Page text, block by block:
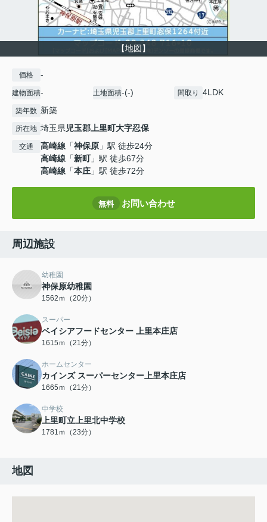
【地図】
価格 -
建物面積- 土地面積-(-) 間取り 4LDK
築年数 新築
所在地 埼玉県児玉郡上里町大字忍保
交通 高崎線 「神保原 」駅 徒歩24分
高崎線 「新町」駅 徒歩67分
高崎線 「本庄 」駅 徒歩72分
無料 お問い合わせ
周辺施設
幼稚園
神保原幼稚園
1562ｍ（20分）
スーパー
ベイシアフードセンター 上里本庄店
1615ｍ（21分）
ホームセンター
カインズ スーパーセンター上里本庄店
1665ｍ（21分）
中学校
上里町立上里北中学校
1781ｍ（23分）
地図